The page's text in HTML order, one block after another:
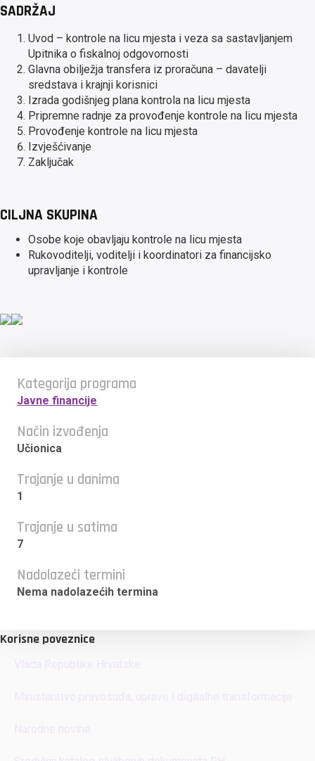
Kategorija programa
Javne financije
Način izvođenja
Učionica
Trajanje u danima
1
Trajanje u satima
7
Nadolazeći termini
Nema nadolazećih termina
SADRŽAJ
Uvod – kontrole na licu mjesta i veza sa sastavljanjem
Upitnika o fiskalnoj odgovornosti
Glavna obilježja transfera iz proračuna – davatelji
sredstava i krajnji korisnici
Izrada godišnjeg plana kontrola na licu mjesta
Pripremne radnje za provođenje kontrole na licu mjesta
Provođenje kontrole na licu mjesta
Izvješćivanje
Zaključak
CILJNA SKUPINA
Osobe koje obavljaju kontrole na licu mjesta
Rukovoditelji, voditelji i koordinatori za financijsko
upravljanje i kontrole
Korisne poveznice